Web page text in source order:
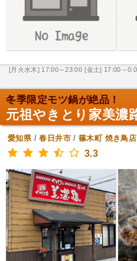
[月火水木] 17:00～23:00 [金土] 17:00～
冬季限定モツ鍋が絶品！
元祖やきとり家美濃
愛知県/春日井市/篠木町 焼き鳥店
3.3